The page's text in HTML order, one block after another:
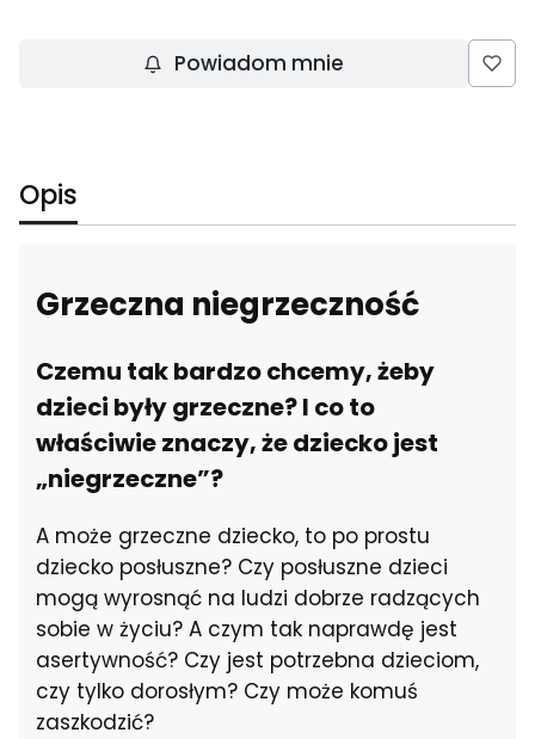
Powiadom mnie
Opis
Grzeczna niegrzeczność
Czemu tak bardzo chcemy, żeby
dzieci były grzeczne? I co to
właściwie znaczy, że dziecko jest
„niegrzeczne”?
A może grzeczne dziecko, to po prostu
dziecko posłuszne? Czy posłuszne dzieci
mogą wyrosnąć na ludzi dobrze radzących
sobie w życiu? A czym tak naprawdę jest
asertywność? Czy jest potrzebna dzieciom,
czy tylko dorosłym? Czy może komuś
zaszkodzić?